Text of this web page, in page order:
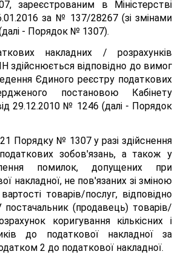
зареєстрованим в Міністерстві
за № 137/28267 (зі змінами
- Порядок № 1307).
накладних / розрахунків
здійснюється відповідно до вимог
Єдиного реєстру податкових
постановою Кабінету
29.12.2010 № 1246 (далі - Порядок
Порядку № 1307 у разі здійснення
зобов'язань, а також у
помилок, допущених при
накладної, не пов'язаних зі зміною
товарів/послуг, відповідно
(продавець) товарів/
коригування кількісних і
до податкової накладної за
2 до податкової накладної.